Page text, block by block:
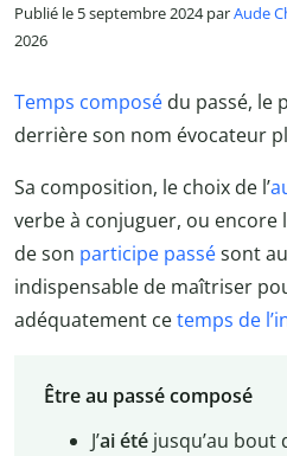
Publié le 5 septembre 2024 parAude
2026
Temps composé du passé, le
derrière son nom évocateur
Sa composition, le choix de l’
verbe à conjuguer, ou encore
de son participe passésont
indispensable de maîtriser
adéquatement cetemps de
Être au passé composé
J’ai étéjusqu’au bout